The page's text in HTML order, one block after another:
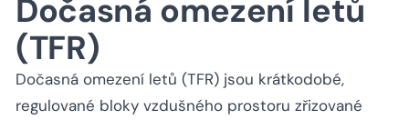
Dočasná omezení letů
(TFR)
Dočasná omezení letů (TFR) jsou krátkodobé,
regulované bloky vzdušného prostoru zřizované